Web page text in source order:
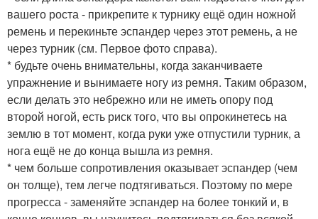
вашего роста - прикрепите к турнику ещё один ножной
ремень и перекиньте эспандер через этот ремень, а не
через турник (см. Первое фото справа).
* будьте очень внимательны, когда заканчиваете
упражнение и вынимаете ногу из ремня. Таким образом,
если делать это небрежно или не иметь опору под
второй ногой, есть риск того, что вы опрокинетесь на
землю в тот момент, когда руки уже отпустили турник, а
нога ещё не до конца вышла из ремня.
* чем больше сопротивления оказывает эспандер (чем
он толще), тем легче подтягиваться. Поэтому по мере
прогресса - заменяйте эспандер на более тонкий и, в